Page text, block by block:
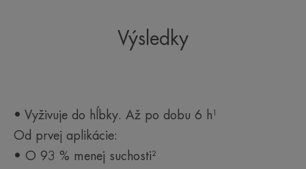
Výsledky
• Vyživuje do hĺbky. Až po dobu 6 h¹
Od prvej aplikácie:
• O 93 % menej suchosti²